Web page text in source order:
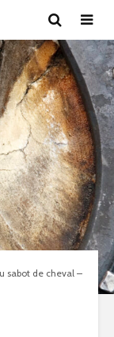
sabot de cheval –